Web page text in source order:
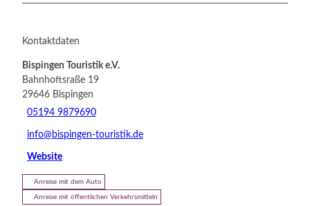
Kontaktdaten
Bispingen Touristik e.V.
Bahnhoftsraße 19
29646 Bispingen
05194 9879690
info@bispingen-touristik.de
Website
Anreise mit dem Auto
Anreise mit öffentlichen Verkehrsmitteln